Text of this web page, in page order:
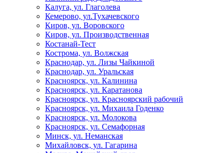
Калуга, ул. Глаголева
Кемерово, ул.Тухачевского
Киров, ул. Воровского
Киров, ул. Производственная
Костанай-Тест
Кострома, ул. Волжская
Краснодар, ул. Лизы Чайкиной
Краснодар, ул. Уральская
Красноярск, ул. Калинина
Красноярск, ул. Каратанова
Красноярск, ул. Красноярский рабочий
Красноярск, ул. Михаила Годенко
Красноярск, ул. Молокова
Красноярск, ул. Семафорная
Минск, ул. Неманская
Михайловск, ул. Гагарина